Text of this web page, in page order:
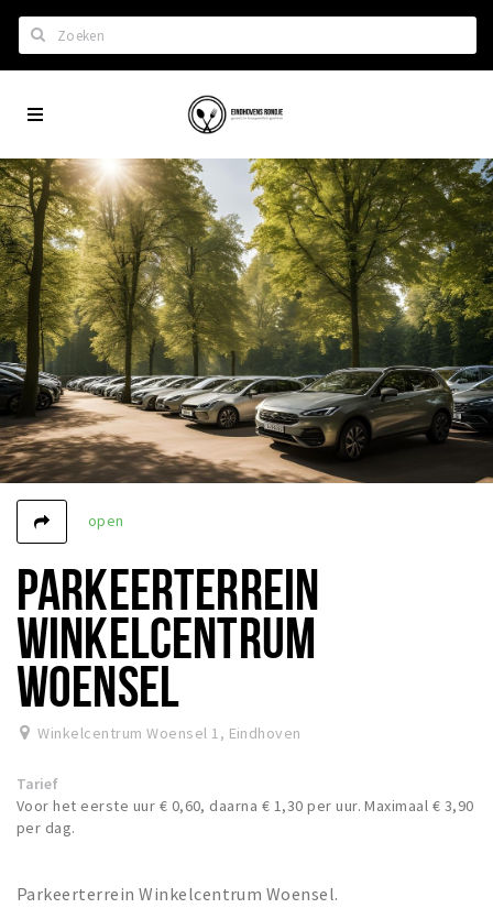
Home
Het laatste nieuws in Eindhoven
Lijstjes met Eindhoven tips
Roddels...
Restaurants en meer
Agenda
Hotels
Eindhovense Rondjes
Te koop en te huur
Winkels
Aanbiedingen
Ook reclame maken?
Over Eindhovens Rondje
City
open
PARKEERTERREIN
WINKELCENTRUM
WOENSEL
Winkelcentrum Woensel 1, Eindhoven
Tarief
Voor het eerste uur € 0,60, daarna € 1,30 per uur. Maximaal € 3,90
per dag.
Parkeerterrein Winkelcentrum Woensel.